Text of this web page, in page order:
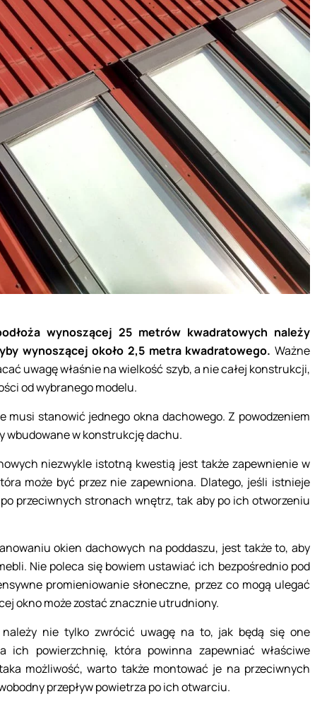
wynoszącej 25 metrów kwadratowych należy
wynoszącej około 2,5 metra kwadratowego. Ważne
uwagę właśnie na wielkość szyb, a nie całej konstrukcji,
od wybranego modelu.
musi stanowić jednego okna dachowego. Z powodzeniem
wbudowane w konstrukcję dachu.
niezwykle istotną kwestią jest także zapewnienie w
może być przez nie zapewniona. Dlatego, jeśli istnieje
przeciwnych stronach wnętrz, tak aby po ich otworzeniu
okien dachowych na poddaszu, jest także to, aby
Nie poleca się bowiem ustawiać ich bezpośrednio pod
promieniowanie słoneczne, przez co mogą ulegać
okno może zostać znacznie utrudniony.
należy nie tylko zwrócić uwagę na to, jak będą się one
ich powierzchnię, która powinna zapewniać właściwe
możliwość, warto także montować je na przeciwnych
przepływ powietrza po ich otwarciu.